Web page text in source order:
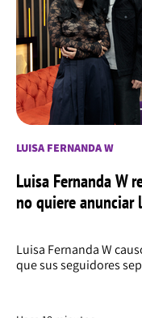
LUISA FERNANDA W
Luisa Fernanda W
no quiere anunciar
Luisa Fernanda W
que sus seguidores